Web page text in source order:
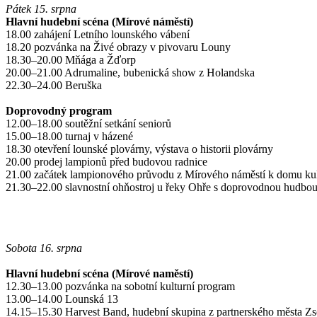
Pátek 15. srpna
Hlavní hudební scéna (Mírové náměstí)
18.00 zahájení Letního lounského vábení
18.20 pozvánka na Živé obrazy v pivovaru Louny
18.30–20.00 Mňága a Žďorp
20.00–21.00 Adrumaline, bubenická show z Holandska
22.30–24.00 Beruška
Doprovodný program
12.00–18.00 soutěžní setkání seniorů
15.00–18.00 turnaj v házené
18.30 otevření lounské plovárny, výstava o historii plovárny
20.00 prodej lampionů před budovou radnice
21.00 začátek lampionového průvodu z Mírového náměstí k domu
21.30–22.00 slavnostní ohňostroj u řeky Ohře s doprovodnou hudbou
Sobota 16. srpna
Hlavní hudební scéna (Mírové naměstí)
12.30–13.00 pozvánka na sobotní kulturní program
13.00–14.00 Lounská 13
14.15–15.30 Harvest Band, hudební skupina z partnerského města